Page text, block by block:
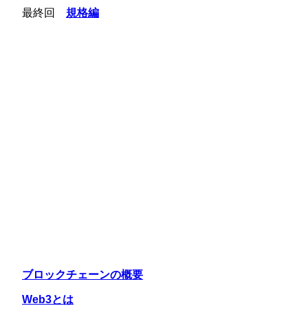
最終回 規格編
ブロックチェーンの概要
Web3とは